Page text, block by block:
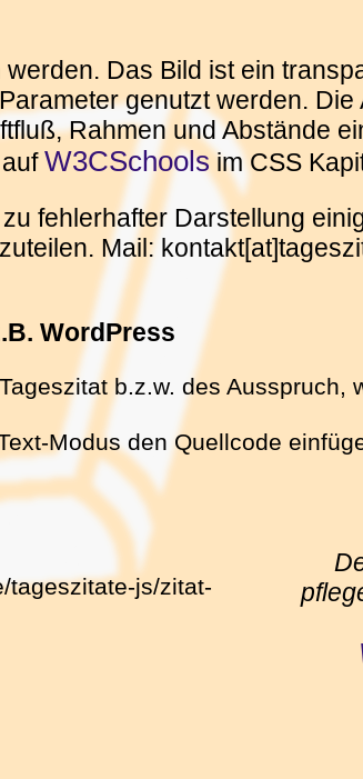
Das Bild ist ein
genutzt werden.
Rahmen und Abstände
aufW3CSchoolsim CSS
fehlerhafter Darstellung
Mail:
WordPress
b.z.w. des Ausspruch,
Modus den Quellcode
tageszitate-js/zitat-